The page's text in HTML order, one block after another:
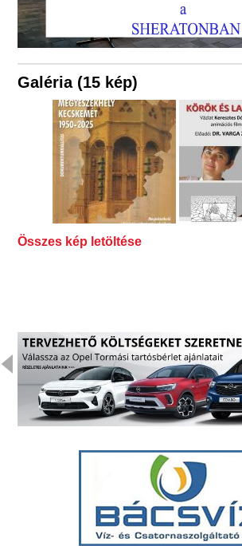
Galéria (15 kép)
Összes kép letöltése